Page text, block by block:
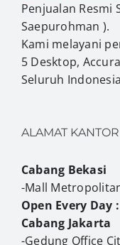
Penjualan Resmi
Saepurohman ).
Kami melayani
5 Desktop,
Seluruh Indonesia
ALAMAT KANTOR
Cabang Bekasi
-Mall
Open Every Day :
Cabang Jakarta
-Gedung Office